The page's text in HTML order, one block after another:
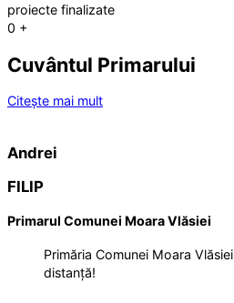
proiecte finalizate
0 +
Cuvântul Primarului
Citește mai mult
Andrei
FILIP
Primarul Comunei Moara Vlăsiei
Primăria Comunei Moara
distanță!